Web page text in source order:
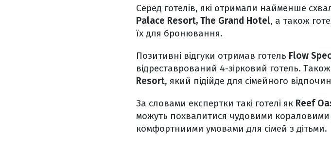
Серед готелів, які отримали найменше
Palace Resort, The Grand Hotel, а також
їх для бронювання.
Позитивні відгуки отримав готель Flow
відреставрований 4-зірковий готель.
Resort, який підійде для сімейного
За словами експертки такі готелі як Reef
можуть похвалитися чудовими
комфортниими умовами для сімей з дітьми.